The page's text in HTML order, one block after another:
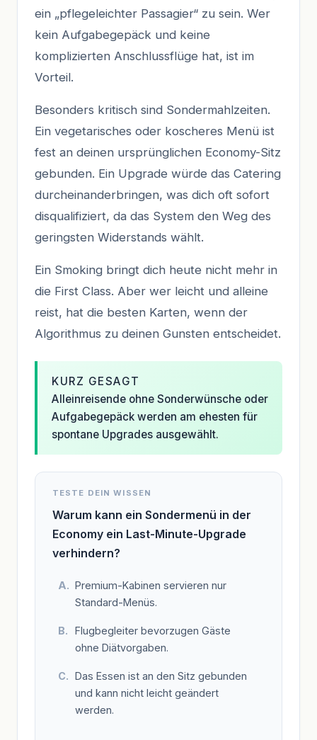
ein „pflegeleichter Passagier“ zu sein. Wer
kein Aufgabegepäck und keine
komplizierten Anschlussflüge hat, ist im
Vorteil.
Besonders kritisch sind Sondermahlzeiten.
Ein vegetarisches oder koscheres Menü ist
fest an deinen ursprünglichen Economy-Sitz
gebunden. Ein Upgrade würde das Catering
durcheinanderbringen, was dich oft sofort
disqualifiziert, da das System den Weg des
geringsten Widerstands wählt.
Ein Smoking bringt dich heute nicht mehr in
die First Class. Aber wer leicht und alleine
reist, hat die besten Karten, wenn der
Algorithmus zu deinen Gunsten entscheidet.
KURZ GESAGT
Alleinreisende ohne Sonderwünsche oder
Aufgabegepäck werden am ehesten für
spontane Upgrades ausgewählt.
TESTE DEIN WISSEN
Warum kann ein Sondermenü in der
Economy ein Last-Minute-Upgrade
verhindern?
Premium-Kabinen servieren nur
Standard-Menüs.
Flugbegleiter bevorzugen Gäste
ohne Diätvorgaben.
Das Essen ist an den Sitz gebunden
und kann nicht leicht geändert
werden.